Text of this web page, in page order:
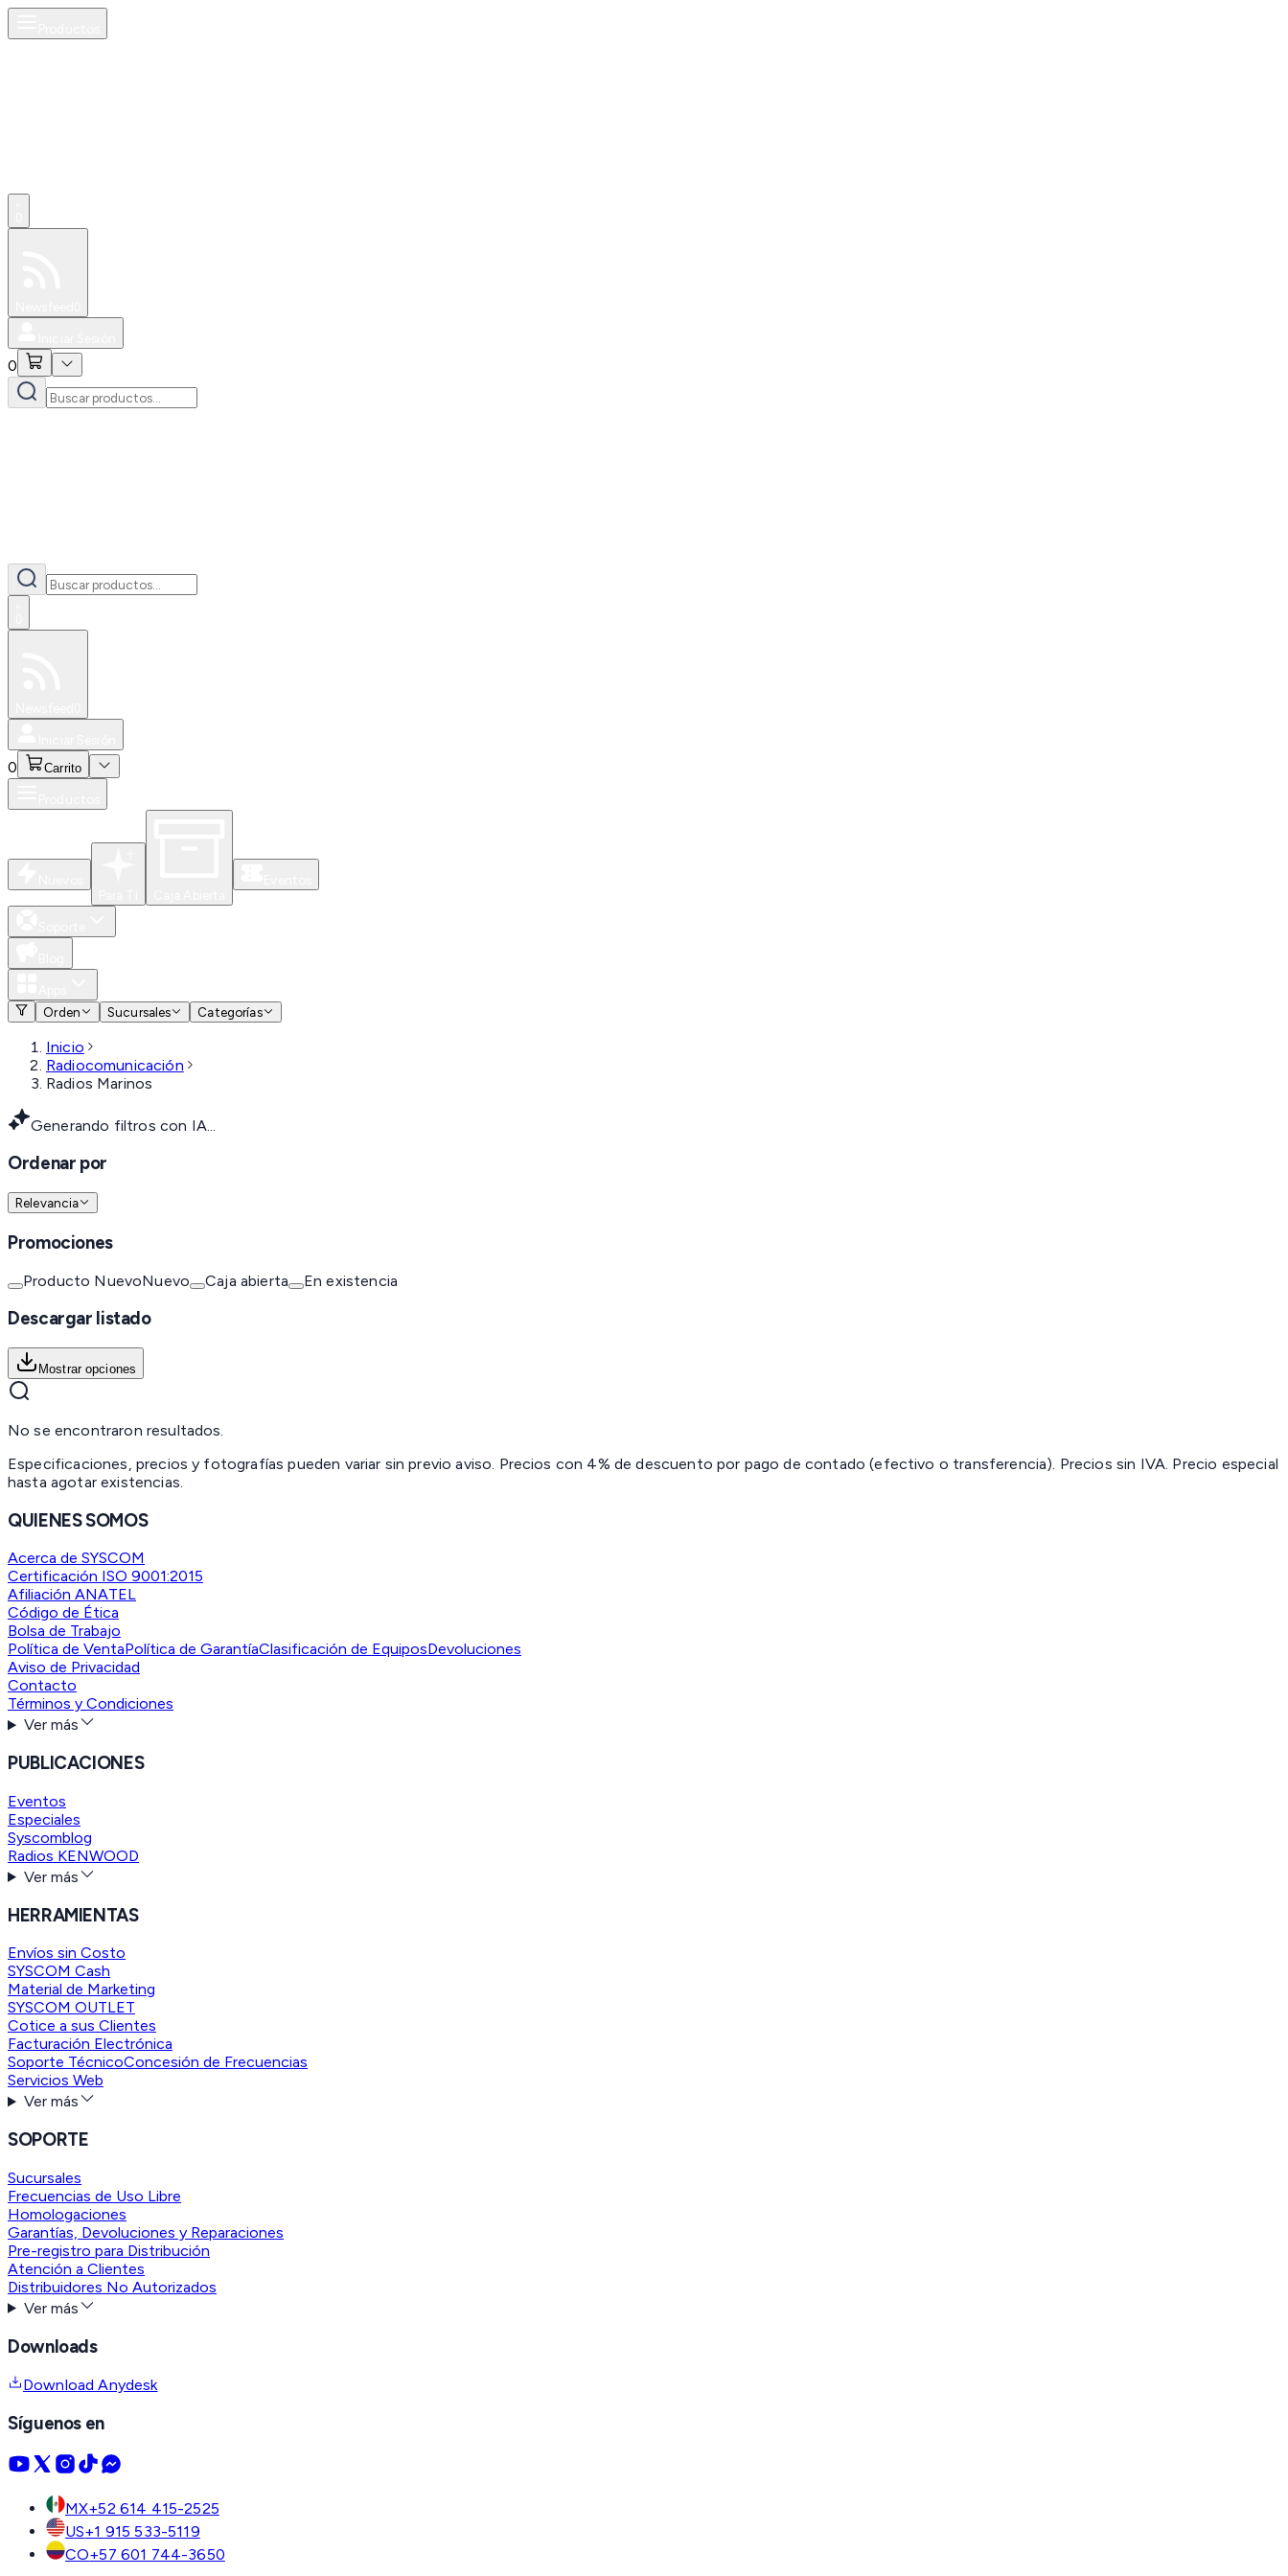
0
0 Carrito
Orden
Sucursales Categorías
Inicio
Radiocomunicación
Radios Marinos
Generando filtros con IA...
Ordenar por
Relevancia
Promociones
Producto NuevoNuevo Caja abierta En existencia
Descargar listado
Mostrar opciones
No se encontraron resultados.
Especificaciones, precios y fotografías pueden variar sin previo aviso. Precios con 4% de descuento por pago de contado (efectivo o transferencia). Precios sin IVA. Precio especial
hasta agotar existencias.
QUIENES SOMOS
Acerca de SYSCOM
Certificación ISO 9001:2015
Afiliación ANATEL
Código de Ética
Bolsa de Trabajo
Política de VentaPolítica de GarantíaClasificación de EquiposDevoluciones
Aviso de Privacidad
Contacto
Términos y Condiciones
Ver más
PUBLICACIONES
Eventos
Especiales
Syscomblog
Radios KENWOOD
Ver más
HERRAMIENTAS
Envíos sin Costo
SYSCOM Cash
Material de Marketing
SYSCOM OUTLET
Cotice a sus Clientes
Facturación Electrónica
Soporte TécnicoConcesión de Frecuencias
Servicios Web
Ver más
SOPORTE
Sucursales
Frecuencias de Uso Libre
Homologaciones
Garantías, Devoluciones y Reparaciones
Pre-registro para Distribución
Atención a Clientes
Distribuidores No Autorizados
Ver más
Downloads
Download Anydesk
Síguenos en
MX+52 614 415-2525
US+1 915 533-5119
CO+57 601 744-3650